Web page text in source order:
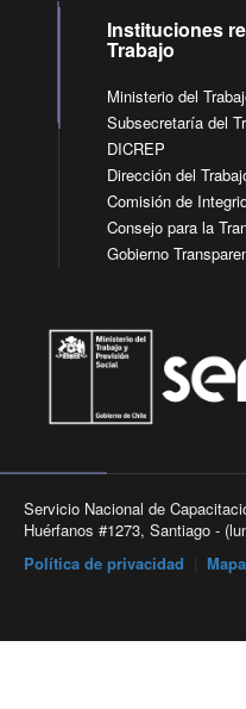
Instituciones
Trabajo
Ministerio del
Subsecretaría del
DICREP
Dirección del
Comisión de
Consejo para la
Gobierno
Servicio Nacional de
Huérfanos #1273, Santiago -
Política de privacidad